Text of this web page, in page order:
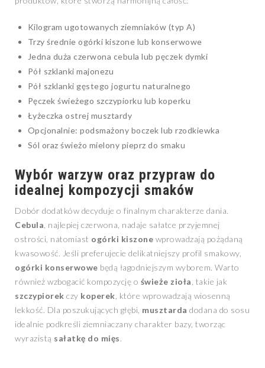
Kilogram ugotowanych ziemniaków (typ A)
Trzy średnie ogórki kiszone lub konserwowe
Jedna duża czerwona cebula lub pęczek dymki
Pół szklanki majonezu
Pół szklanki gęstego jogurtu naturalnego
Pęczek świeżego szczypiorku lub koperku
Łyżeczka ostrej musztardy
Opcjonalnie: podsmażony boczek lub rzodkiewka
Sól oraz świeżo mielony pieprz do smaku
Wybór warzyw oraz przypraw do
idealnej kompozycji smaków
Dobór dodatków decyduje o finalnym charakterze dania.
Cebula , najlepiej czerwona, nadaje sałatce przyjemnej
ostrości, natomiast ogórki kiszone wprowadzają pożądaną
kwasowość. Jeśli preferujecie delikatniejszy profil smakowy,
ogórki konserwowe będą łagodniejszym wyborem. Warto
również wzbogacić kompozycję o świeże zioła , takie jak
szczypiorek czy koperek , które wprowadzają wiosenną
lekkość. Dla poszukujących głębi, musztarda dodana do sosu
idealnie podkreśli ziemniaczany charakter bazy, tworząc
wyrazistą sałatkę do mięs.